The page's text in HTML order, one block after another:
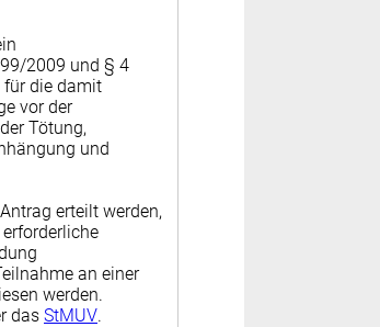
2009 und § 4
für die damit
vor der
Tötung,
und
erteilt werden,
an einer
werden.
das StMUV.